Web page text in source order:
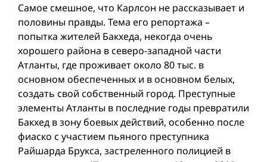
Самое смешное, что Карлсон не рассказывает и
половины правды. Тема его репортажа –
попытка жителей Бакхеда, некогда очень
хорошего района в северо-западной части
Атланты, где проживает около 80 тыс. в
основном обеспеченных и в основном белых,
создать свой собственный город. Преступные
элементы Атланты в последние годы превратили
Бакхед в зону боевых действий, особенно после
фиаско с участием пьяного преступника
Райшарда Брукса, застреленного полицией в